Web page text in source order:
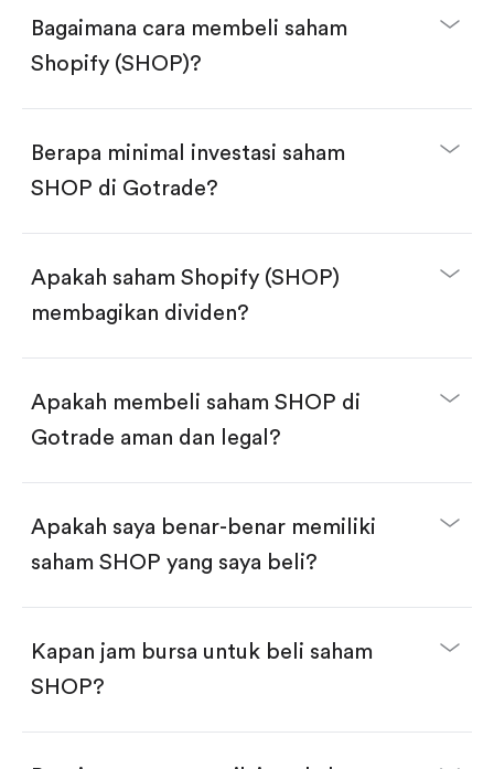
Bagaimana cara membeli saham
Shopify (SHOP)?
Buka akun dan selesaikan KYC.
Lakukan deposit.
Cari kode "SHOP", lalu klik "Trade".
Klik tombol "Buy".
dua pilihan:
Beli saham secara fractional dalam jumlah
dollar, bisa mulai dari $1.
Swipe up untuk konfirmasi order, pembelian
Berapa minimal investasi saham
SHOP di Gotrade?
Apakah saham Shopify (SHOP)
membagikan dividen?
Apakah membeli saham SHOP di
Gotrade aman dan legal?
Apakah saya benar-benar memiliki
saham SHOP yang saya beli?
Kapan jam bursa untuk beli saham
SHOP?